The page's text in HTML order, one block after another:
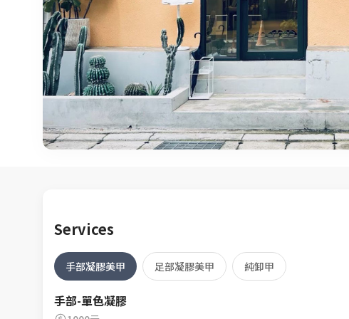
Services
手部凝膠美甲 足部凝膠美甲 純卸甲
手部-單色凝膠